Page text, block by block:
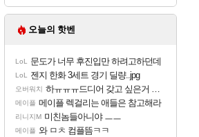
오늘의 핫벤
LoL 문도가 너무 후진입만 하려고하던데
LoL 젠지 한화 3세트 경기 딜량..jpg
오버워치 하ㅠㅠㅠ드디어 갖고 싶은거 나왓어 ㅠㅠㅠㅠ
메이플 메이플 렉걸리는 애들은 참고해라
리니지M 미친놈들아니야 ㅡㅡ
메이플 와 ㅁㅊ 컴플뜸ㅋㅋ